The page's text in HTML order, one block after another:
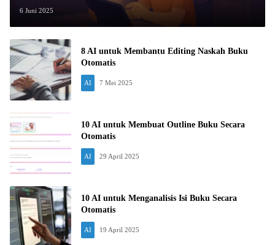
6 Juni 2025
8 AI untuk Membantu Editing Naskah Buku
Otomatis
AI 7 Mei 2025
10 AI untuk Membuat Outline Buku Secara
Otomatis
AI 29 April 2025
10 AI untuk Menganalisis Isi Buku Secara
Otomatis
AI 19 April 2025